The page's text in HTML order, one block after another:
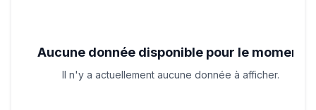
Aucune donnée disponible pour le moment
Il n'y a actuellement aucune donnée à afficher.